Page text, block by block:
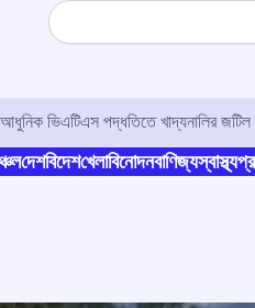
Search
আধুনিক ভিএটিএস পদ্ধতিতে খাদ্যনালির
দেশবিদেশখেলাবিনোদনবাণিজ্যস্বাস্থ্য